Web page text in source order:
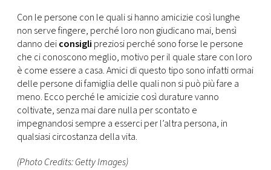
Con le persone con le quali si hanno amicizie così lunghe
non serve fingere, perché loro non giudicano mai, bensì
danno deiconsigli preziosi perché sono forse le persone
che ci conoscono meglio, motivo per il quale stare con loro
è come essere a casa. Amici di questo tipo sono infatti ormai
delle persone di famiglia delle quali non si può più fare a
meno. Ecco perché le amicizie così durature vanno
coltivate, senza mai dare nulla per scontato e
impegnandosi sempre a esserci per l’altra persona, in
qualsiasi circostanza della vita.
(Photo Credits: Getty Images)